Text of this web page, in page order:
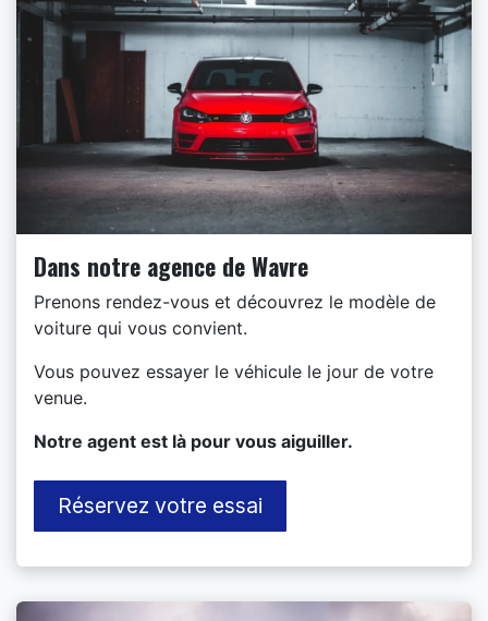
Dans notre agence de Wavre
Prenons rendez-vous et découvrez le modèle de
voiture qui vous convient.
Vous pouvez essayer le véhicule le jour de votre
venue.
​Notre agent est là pour vous aiguiller.
Réservez votre essai